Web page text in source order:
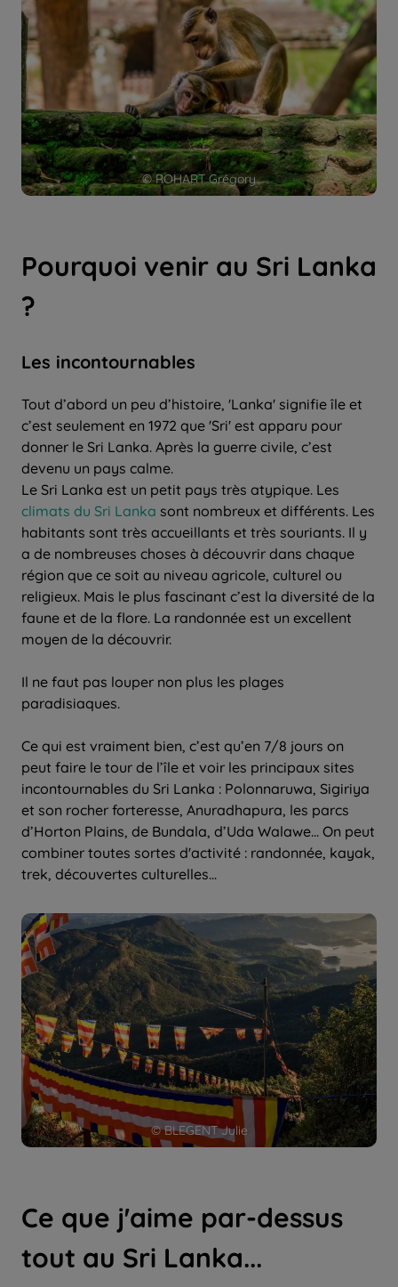
© ROHART Grégory
© BLEGENT Julie
Pourquoi venir au Sri Lanka
?
Les incontournables
Tout d’abord un peu d’histoire, 'Lanka' signifie île et
c’est seulement en 1972 que 'Sri' est apparu pour
donner le Sri Lanka. Après la guerre civile, c’est
devenu un pays calme.
Le Sri Lanka est un petit pays très atypique. Les
climats du Sri Lanka sont nombreux et différents. Les
habitants sont très accueillants et très souriants. Il y
a de nombreuses choses à découvrir dans chaque
région que ce soit au niveau agricole, culturel ou
religieux. Mais le plus fascinant c’est la diversité de la
faune et de la flore. La randonnée est un excellent
moyen de la découvrir.
Il ne faut pas louper non plus les plages
paradisiaques.
Ce qui est vraiment bien, c’est qu’en 7/8 jours on
peut faire le tour de l’île et voir les principaux sites
incontournables du Sri Lanka : Polonnaruwa, Sigiriya
et son rocher forteresse, Anuradhapura, les parcs
d’Horton Plains, de Bundala, d’Uda Walawe... On peut
combiner toutes sortes d'activité : randonnée, kayak,
trek, découvertes culturelles...
Ce que j'aime par-dessus
tout au Sri Lanka...